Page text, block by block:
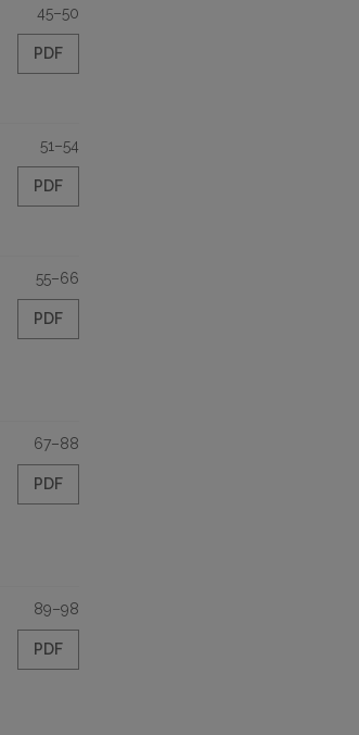
45–50
PDF
51–54
PDF
55–66
PDF
67–88
PDF
89–98
PDF